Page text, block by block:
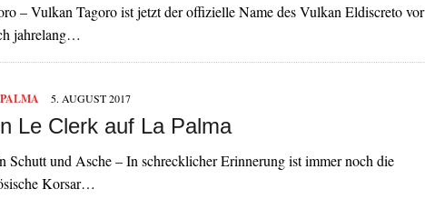
– Vulkan Tagoro ist jetzt der offizielle Name des Vulkan Eldiscreto vor
jahrelang…
5. AUGUST 2017
Le Clerk auf La Palma
und Asche – In schrecklicher Erinnerung ist immer noch die
Korsar…